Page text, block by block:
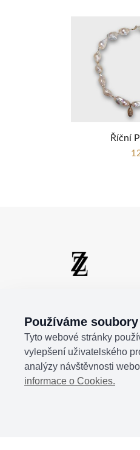
Říční
Používáme
Tyto webové stránky
vylepšení uživatelského
analýzy návštěvnosti
informace o Cookies.